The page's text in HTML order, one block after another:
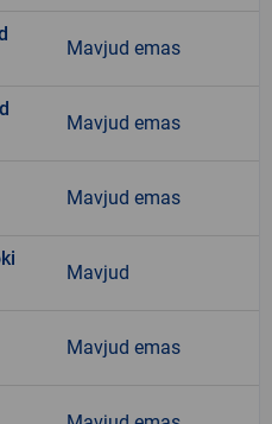
Mavjud emas
Mavjud emas
Mavjud emas
Mavjud
Mavjud emas